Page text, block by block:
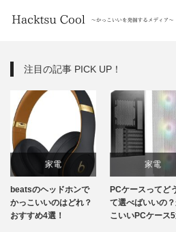
注目の記事 PICK UP！
家電
beatsのヘッドホンで
かっこいいのはどれ？
おすすめ4選！
家電
PCケースってど
て選べばいいの
こいいPCケース5